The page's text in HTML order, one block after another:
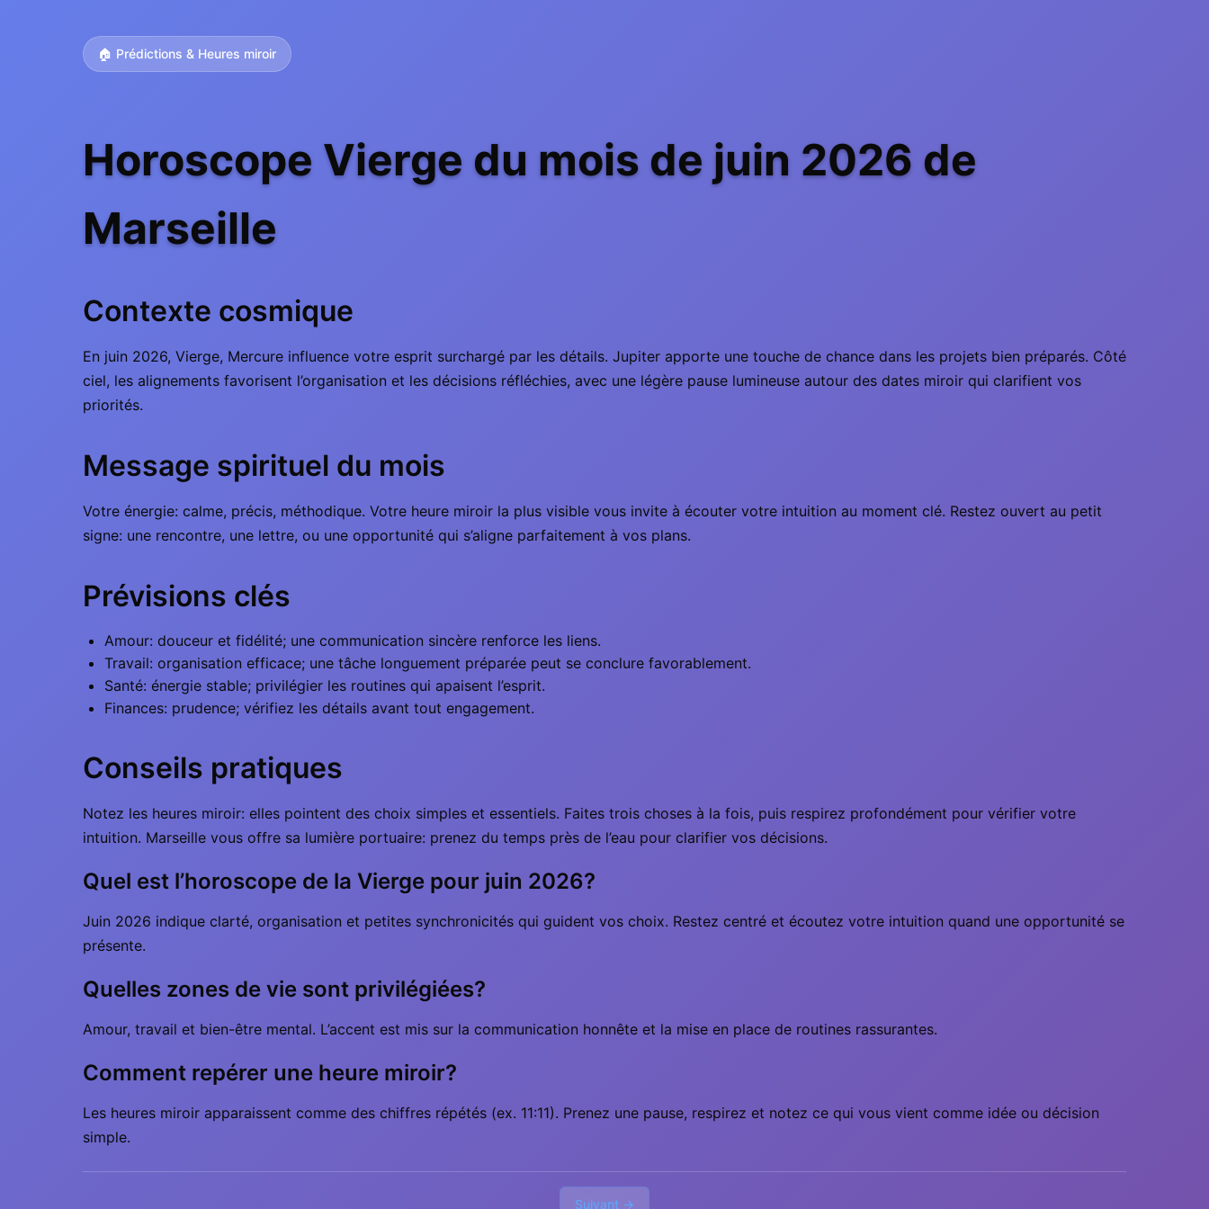
🏠 Prédictions & Heures miroir
Horoscope Vierge du mois de juin 2026 de
Marseille
Contexte cosmique
En juin 2026, Vierge, Mercure influence votre esprit surchargé par les détails. Jupiter apporte une touche de chance dans les projets bien préparés. Côté
ciel, les alignements favorisent l’organisation et les décisions réfléchies, avec une légère pause lumineuse autour des dates miroir qui clarifient vos
priorités.
Message spirituel du mois
Votre énergie: calme, précis, méthodique. Votre heure miroir la plus visible vous invite à écouter votre intuition au moment clé. Restez ouvert au petit
signe: une rencontre, une lettre, ou une opportunité qui s’aligne parfaitement à vos plans.
Prévisions clés
Amour: douceur et fidélité; une communication sincère renforce les liens.
Travail: organisation efficace; une tâche longuement préparée peut se conclure favorablement.
Santé: énergie stable; privilégier les routines qui apaisent l’esprit.
Finances: prudence; vérifiez les détails avant tout engagement.
Conseils pratiques
Notez les heures miroir: elles pointent des choix simples et essentiels. Faites trois choses à la fois, puis respirez profondément pour vérifier votre
intuition. Marseille vous offre sa lumière portuaire: prenez du temps près de l’eau pour clarifier vos décisions.
Quel est l’horoscope de la Vierge pour juin 2026?
Juin 2026 indique clarté, organisation et petites synchronicités qui guident vos choix. Restez centré et écoutez votre intuition quand une opportunité se
présente.
Quelles zones de vie sont privilégiées?
Amour, travail et bien-être mental. L’accent est mis sur la communication honnête et la mise en place de routines rassurantes.
Comment repérer une heure miroir?
Les heures miroir apparaissent comme des chiffres répétés (ex. 11:11). Prenez une pause, respirez et notez ce qui vous vient comme idée ou décision
simple.
Suivant →